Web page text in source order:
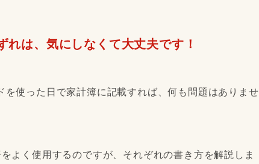
は、気にしなくて大丈夫です！
使った日で家計簿に記載すれば、何も問題はありませ
よく使用するのですが、それぞれの書き方を解説しま